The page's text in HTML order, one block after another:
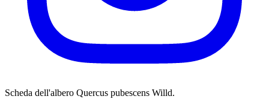
Scheda dell'albero Quercus pubescens Willd.